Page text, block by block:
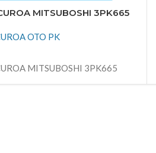
MITSUBOSHI 3PK665
OTO PK
MITSUBOSHI 3PK665